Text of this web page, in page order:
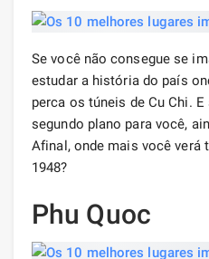
Se você não consegue se
estudar a história do país
perca os túneis de Cu Chi.
segundo plano para você,
Afinal, onde mais você verá
1948?
Phu Quoc